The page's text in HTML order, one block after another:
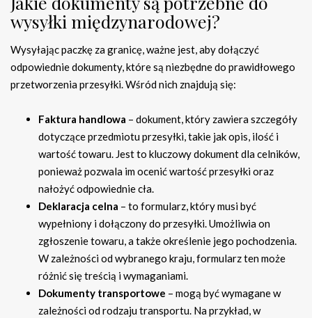
wysyłki międzynarodowej?
Wysyłając paczkę za granicę, ważne jest, aby dołączyć
odpowiednie dokumenty, które są niezbędne do prawidłowego
przetworzenia przesyłki. Wśród nich znajdują się:
Faktura handlowa – dokument, który zawiera szczegóły
dotyczące przedmiotu przesyłki, takie jak opis, ilość i
wartość towaru. Jest to kluczowy dokument dla celników,
ponieważ pozwala im ocenić wartość przesyłki oraz
nałożyć odpowiednie cła.
Deklaracja celna – to formularz, który musi być
wypełniony i dołączony do przesyłki. Umożliwia on
zgłoszenie towaru, a także określenie jego pochodzenia.
W zależności od wybranego kraju, formularz ten może
różnić się treścią i wymaganiami.
Dokumenty transportowe – mogą być wymagane w
zależności od rodzaju transportu. Na przykład, w